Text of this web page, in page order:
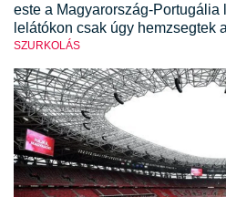
este a Magyarország-Portugália
lelátókon csak úgy hemzsegtek
SZURKOLÁS